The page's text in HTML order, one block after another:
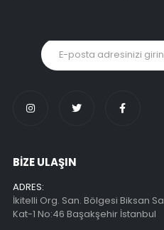
BİZE ULAŞIN
ADRES:
İkitelli Org. San. Bölgesi Biksan
Kat-1 No:46 Başakşehir İstanbul